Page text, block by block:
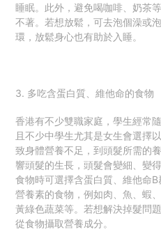
睡眠。此外，避免喝咖啡、奶茶
不著。若想放鬆，可去泡個澡或
環，放鬆身心也有助於入睡。
3. 多吃含蛋白質、維他命的食物
香港有不少雙職家庭，學生經常
且不少中學生尤其是女生會選擇
致身體營養不足，到頭髮所需的
響頭髮的生長，頭髮會變細、變
食物時可選擇含蛋白質、維他命
營養素的食物，例如肉、魚、蝦
黃綠色蔬菜等。若想解決掉髮問
從食物攝取營養成分。